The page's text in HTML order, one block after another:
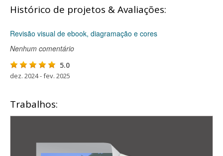
Histórico de projetos & Avaliações:
Revisão visual de ebook, diagramação e cores
Nenhum comentário
5.0
dez. 2024 - fev. 2025
Trabalhos: